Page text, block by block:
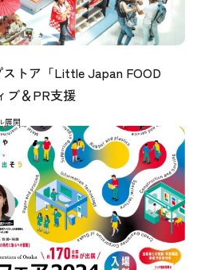
トア「Little Japan FOOD
ブ＆PR支援
展開